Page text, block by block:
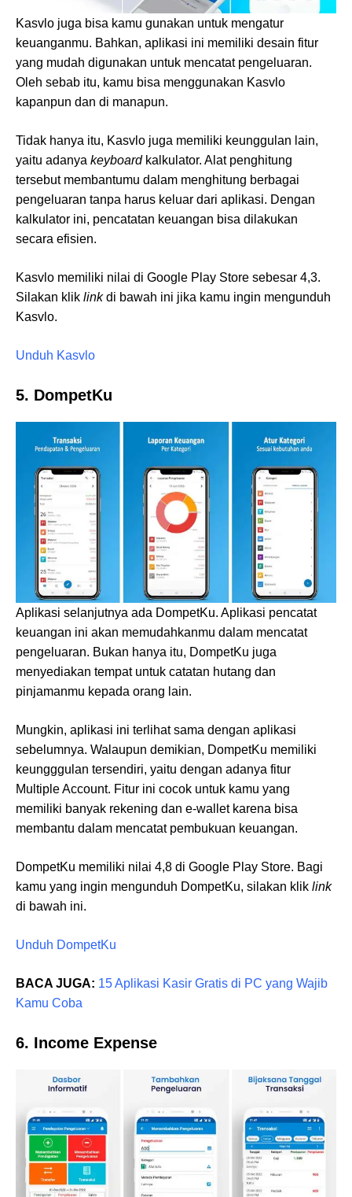
Kasvlo juga bisa kamu gunakan untuk mengatur
keuanganmu. Bahkan, aplikasi ini memiliki desain fitur
yang mudah digunakan untuk mencatat pengeluaran.
Oleh sebab itu, kamu bisa menggunakan Kasvlo
kapanpun dan di manapun.
Tidak hanya itu, Kasvlo juga memiliki keunggulan lain,
yaitu adanya keyboardkalkulator. Alat penghitung
tersebut membantumu dalam menghitung berbagai
pengeluaran tanpa harus keluar dari aplikasi. Dengan
kalkulator ini, pencatatan keuangan bisa dilakukan
secara efisien.
Kasvlo memiliki nilai di Google Play Store sebesar 4,3.
Silakan klik linkdi bawah ini jika kamu ingin mengunduh
Kasvlo.
Unduh Kasvlo
5. DompetKu
Aplikasi selanjutnya ada DompetKu. Aplikasi pencatat
keuangan ini akan memudahkanmu dalam mencatat
pengeluaran. Bukan hanya itu, DompetKu juga
menyediakan tempat untuk catatan hutang dan
pinjamanmu kepada orang lain.
Mungkin, aplikasi ini terlihat sama dengan aplikasi
sebelumnya. Walaupun demikian, DompetKu memiliki
keungggulan tersendiri, yaitu dengan adanya fitur
Multiple Account. Fitur ini cocok untuk kamu yang
memiliki banyak rekening dan e-wallet karena bisa
membantu dalam mencatat pembukuan keuangan.
DompetKu memiliki nilai 4,8 di Google Play Store. Bagi
kamu yang ingin mengunduh DompetKu, silakan klik link
di bawah ini.
Unduh DompetKu
BACA JUGA: 15 Aplikasi Kasir Gratis di PC yang Wajib
Kamu Coba
6. Income Expense